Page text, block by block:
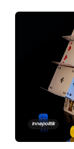
Innepolitik